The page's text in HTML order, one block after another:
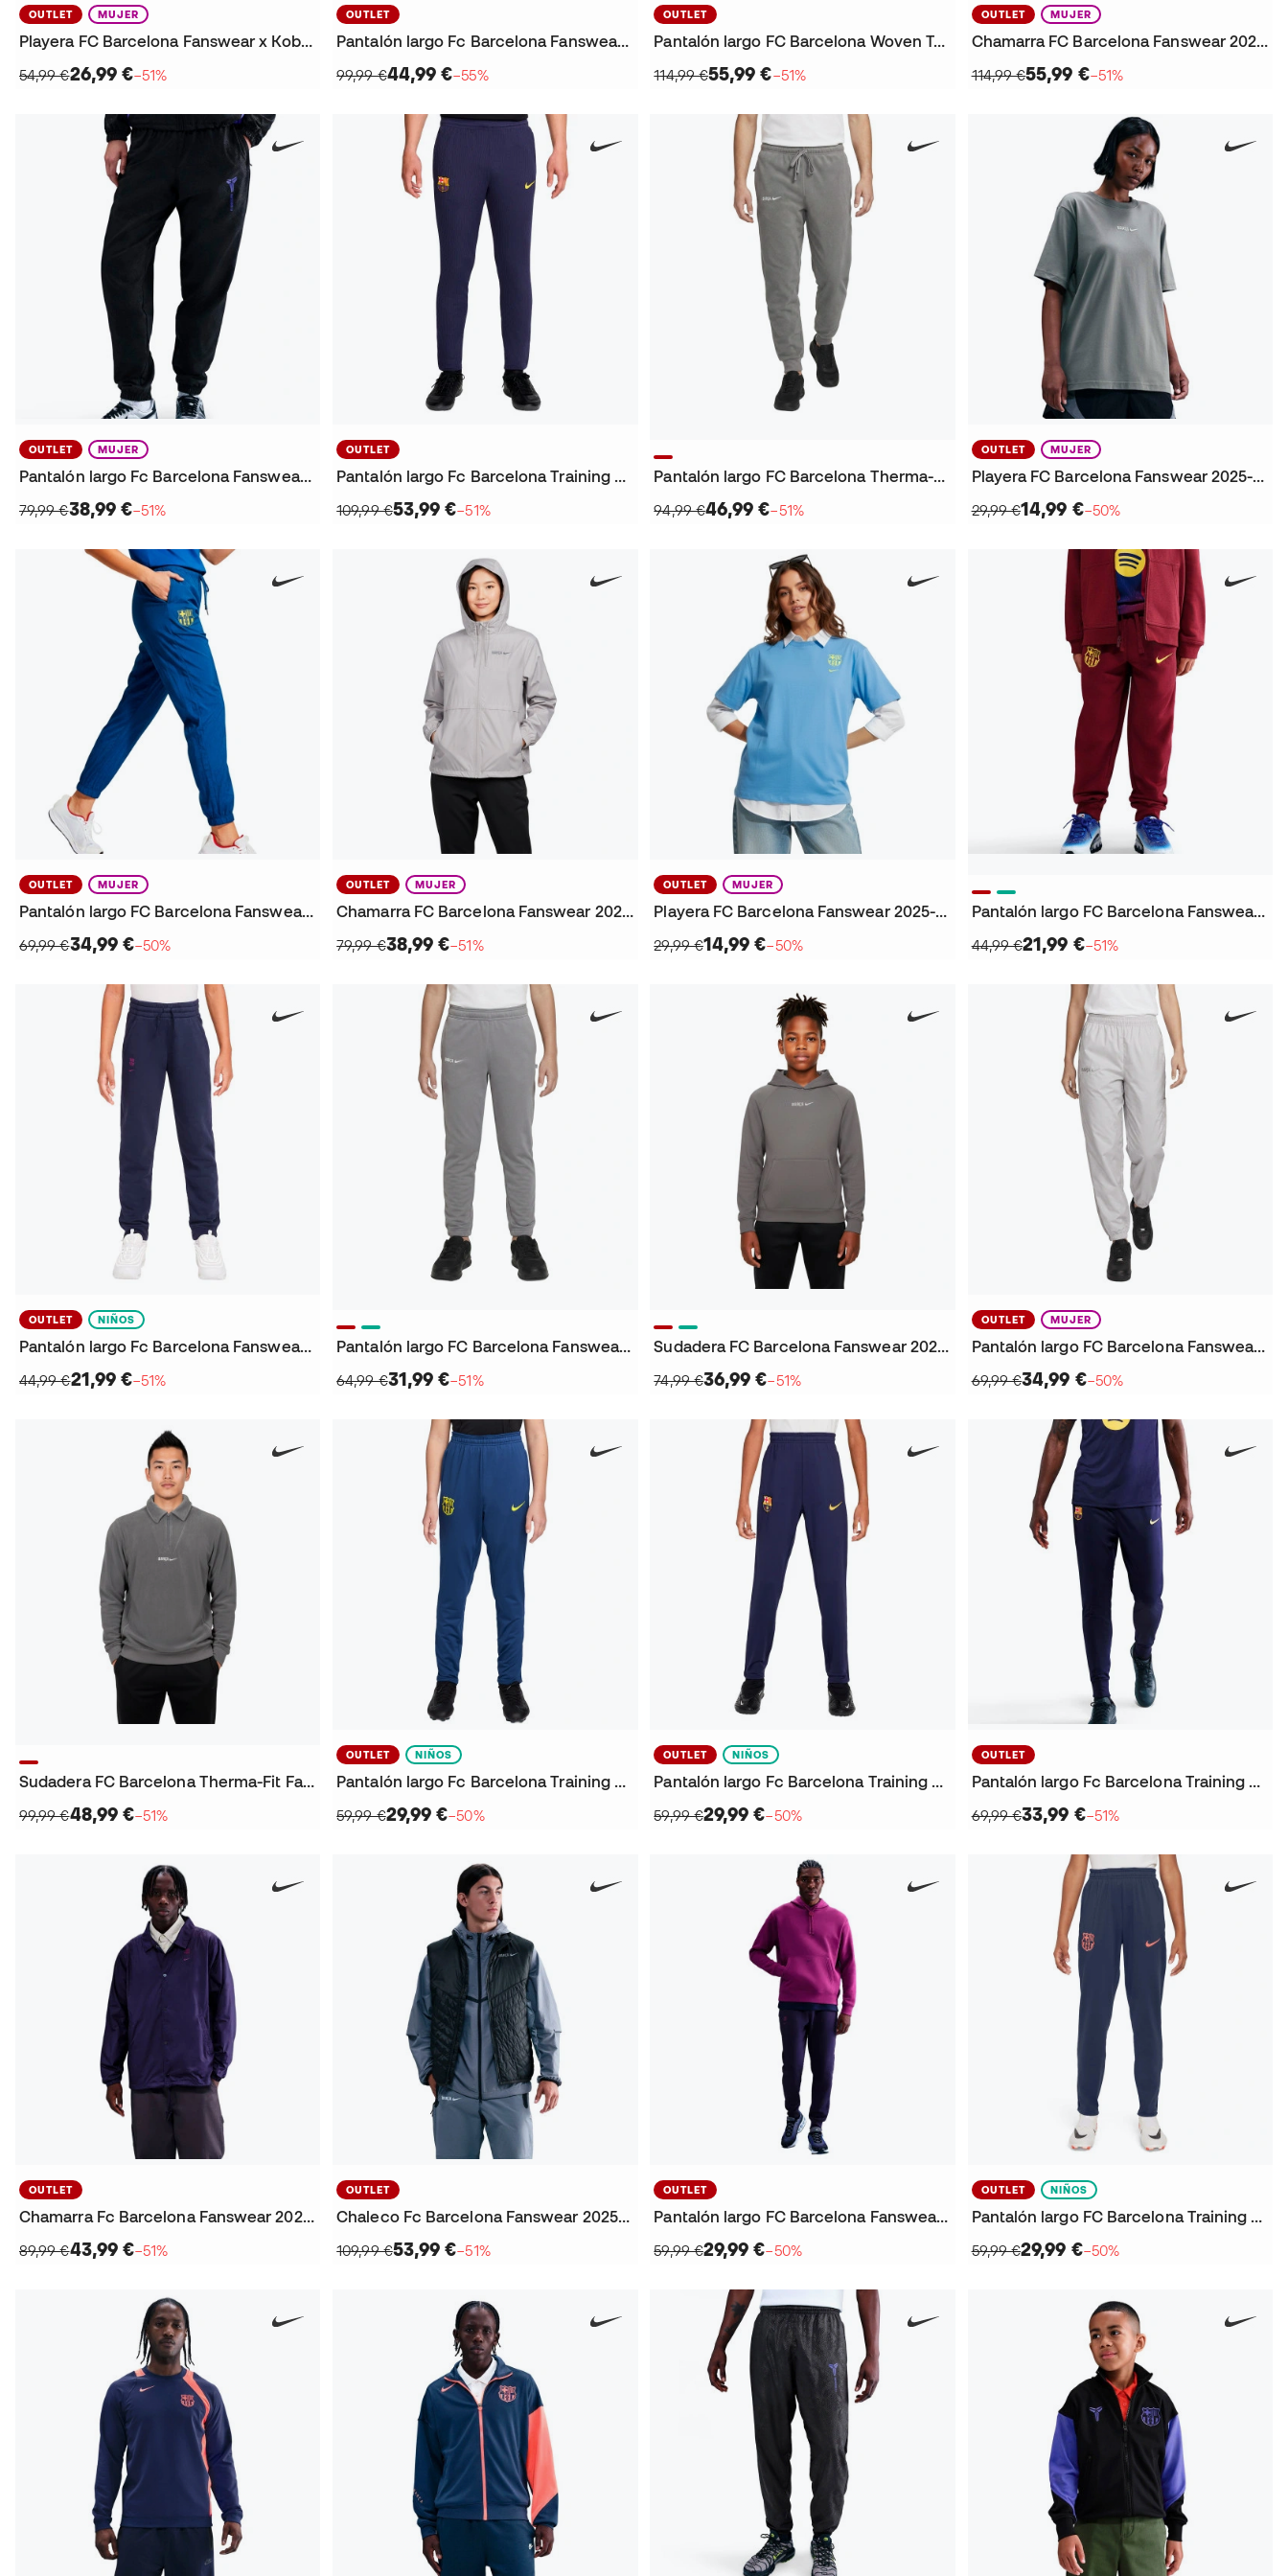
OUTLET MUJER
Playera FC Barcelona Fanswear x Kobe 2025-2026
54,99 €26,99 €−51%
OUTLET
Pantalón largo Fc Barcelona Fanswear 2025-2026
99,99 €44,99 €−55%
OUTLET
Pantalón largo FC Barcelona Woven Tech Fanswear 2025-2026
114,99 €55,99 €−51%
OUTLET MUJER
Chamarra FC Barcelona Fanswear 2025-2026 Mujer
114,99 €55,99 €−51%
OUTLET MUJER
Pantalón largo Fc Barcelona Fanswear x Kobe 2025-2026
79,99 €38,99 €−51%
OUTLET
Pantalón largo Fc Barcelona Training 2025-2026
109,99 €53,99 €−51%
Pantalón largo FC Barcelona Therma-FIT Fanswear 2025-2026
94,99 €46,99 €−51%
OUTLET MUJER
Playera FC Barcelona Fanswear 2025-2026 Mujer
29,99 €14,99 €−50%
OUTLET MUJER
Pantalón largo FC Barcelona Fanswear 2025-2026 Mujer
69,99 €34,99 €−50%
OUTLET MUJER
Chamarra FC Barcelona Fanswear 2025-2026 Mujer
79,99 €38,99 €−51%
OUTLET MUJER
Playera FC Barcelona Fanswear 2025-2026 Mujer
29,99 €14,99 €−50%
Pantalón largo FC Barcelona Fanswear 2025-2026 Niño
44,99 €21,99 €−51%
OUTLET NIÑOS
Pantalón largo Fc Barcelona Fanswear 2025-2026 Niño
44,99 €21,99 €−51%
Pantalón largo FC Barcelona Fanswear 2025-2026 Niño
64,99 €31,99 €−51%
Sudadera FC Barcelona Fanswear 2025-2026 Niño
74,99 €36,99 €−51%
OUTLET MUJER
Pantalón largo FC Barcelona Fanswear 2025-2026 Mujer
69,99 €34,99 €−50%
Sudadera FC Barcelona Therma-Fit Fanswear 2025-2026
99,99 €48,99 €−51%
OUTLET NIÑOS
Pantalón largo Fc Barcelona Training 2025-2026 Niño
59,99 €29,99 €−50%
OUTLET NIÑOS
Pantalón largo Fc Barcelona Training 2025-2026 Niño
59,99 €29,99 €−50%
OUTLET
Pantalón largo Fc Barcelona Training 2025-2026
69,99 €33,99 €−51%
OUTLET
Chamarra Fc Barcelona Fanswear 2025-2026
89,99 €43,99 €−51%
OUTLET
Chaleco Fc Barcelona Fanswear 2025-2026
109,99 €53,99 €−51%
OUTLET
Pantalón largo FC Barcelona Fanswear 2025-2026
59,99 €29,99 €−50%
OUTLET NIÑOS
Pantalón largo FC Barcelona Training 2025-2026 Niño
59,99 €29,99 €−50%